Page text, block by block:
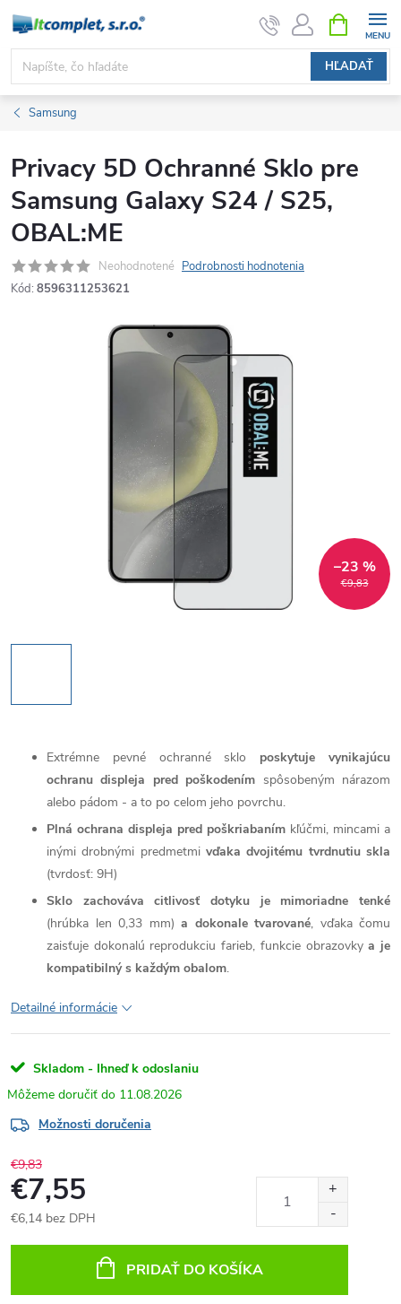
Prejsť
obsah
HĽADAŤ
KOŠÍK
Samsung
Privacy 5D Ochranné Sklo pre
Samsung Galaxy S24 / S25,
OBAL:ME
Neohodnotené Podrobnosti hodnotenia
Kód: 8596311253621
€9,83
–23 %
Extrémne pevné ochranné sklo poskytuje vynikajúcu
ochranu displeja pred poškodením spôsobeným nárazom
alebo pádom - a to po celom jeho povrchu.
Plná ochrana displeja pred poškriabaním kľúčmi, mincami a
inými drobnými predmetmivďaka dvojitému tvrdnutiu skla
(tvrdosť: 9H)
Sklo zachováva citlivosť dotyku je mimoriadne tenké
(hrúbka len 0,33 mm) a dokonale tvarované, vďaka čomu
zaisťuje dokonalú reprodukciu farieb, funkcie obrazovkya je
kompatibilný s každým obalom.
Detailné informácie
Skladom - Ihneď k odoslaniu
11.08.2026
Možnosti doručenia
€9,83
€7,55
€6,14 bez DPH
PRIDAŤ DO KOŠÍKA